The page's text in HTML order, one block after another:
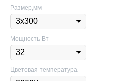
Размер,мм
Мощность Вт
Цветовая температура